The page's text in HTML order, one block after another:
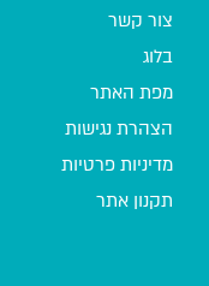
צור קשר
בלוג
מפת האתר
הצהרת נגישות
מדיניות פרטיות
תקנון אתר